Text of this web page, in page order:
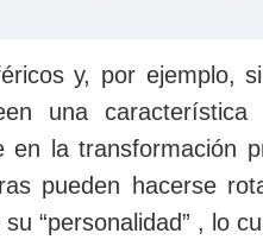
y, por ejemplo,
una
en la transformación
pueden hacerse
“personalidad” , lo